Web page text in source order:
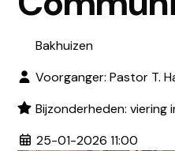
Bakhuizen
Voorganger: Pastor T.
Bijzonderheden: viering
25-01-2026 11:00